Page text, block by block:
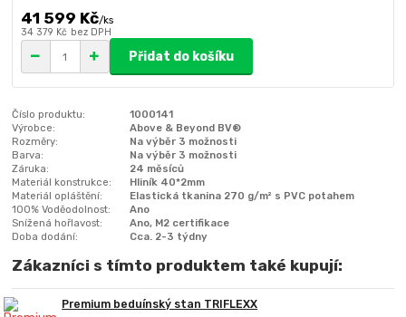
41 599 Kč/ks
34 379 Kč bez DPH
Přidat do košíku
Číslo produktu:
1000141
Výrobce:
Above & Beyond BV®
Rozměry:
Na výběr 3 možnosti
Barva:
Na výběr 3 možnosti
Záruka:
24 měsíců
Materiál konstrukce:
Hliník 40*2mm
Materiál opláštění:
Elastická tkanina 270 g/m² s PVC potahem
100% Voděodolnost:
Ano
Snížená hořlavost:
Ano, M2 certifikace
Doba dodání:
Cca. 2-3 týdny
Zákazníci s tímto produktem také kupují:
Premium beduínský stan TRIFLEXX